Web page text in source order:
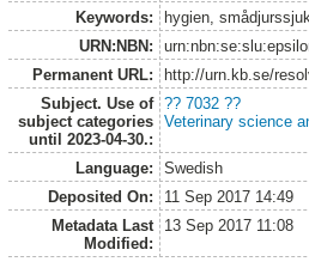
Keywords:
hygien,
URN:NBN:
Permanent URL:
http://urn.kb.se/
Subject. Use of
subject categories
until 2023-04-30.:
?? 7032 ??
Veterinary science
Language:
Swedish
Deposited On:
11 Sep 2017 14:49
Metadata Last
Modified:
13 Sep 2017 11:08